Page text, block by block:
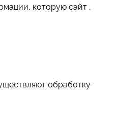
которую сайт ,
обработку